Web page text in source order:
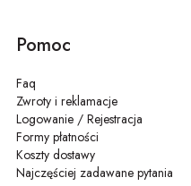
Pomoc
Faq
Zwroty i reklamacje
Logowanie / Rejestracja
Formy płatności
Koszty dostawy
Najczęściej zadawane pytania